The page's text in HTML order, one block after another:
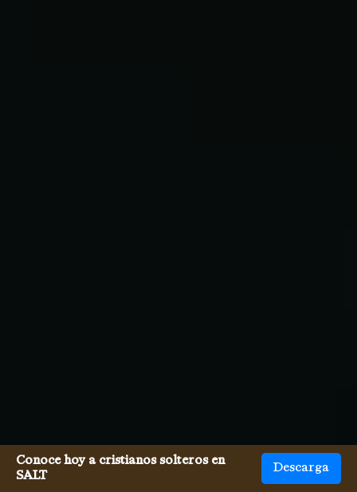
Conoce hoy a cristianos solteros en
SALT
Descarga